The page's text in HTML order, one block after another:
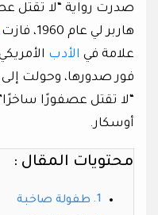
صدرت رواية “لا تقتل
هاربر لي عام 1960، فازت
علامة في الأدب
فور صدورها، وحولت
أوسكار.
محتويات المقال :
طفولة صاخبة